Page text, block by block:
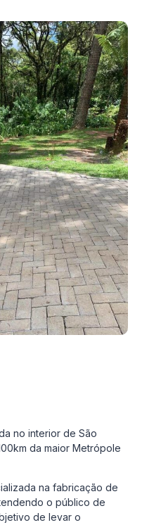
no interior de São
da maior Metrópole
na fabricação de
o público de
de levar o